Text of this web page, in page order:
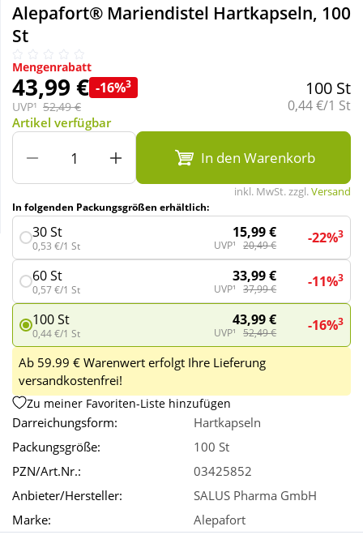
Natur & Homöopathie
Sanitätshaus
Sport & Fitness
Wellness
Alepafort® Mariendistel Hartkapseln, 100
St
Mengenrabatt
43,99 € -16%3
UVP¹ 52,49 €
100 St
Grundpreis:
0,44 €/1 St
Artikel verfügbar
In den Warenkorb
inkl. MwSt. zzgl.Versand
In folgenden Packungsgrößen erhältlich:
30 St
0,53 €/1 St
15,99 €
UVP¹ 20,49 € -22%3
60 St
0,57 €/1 St
33,99 €
UVP¹ 37,99 € -11%3
100 St
0,44 €/1 St
43,99 €
UVP¹ 52,49 € -16%3
Ab 59.99 € Warenwert erfolgt Ihre Lieferung
versandkostenfrei!
Zu meiner Favoriten-Liste hinzufügen
Darreichungsform:
Hartkapseln
Packungsgröße:
100 St
PZN/Art.Nr.:
03425852
Anbieter/Hersteller:
SALUS Pharma GmbH
Marke:
Alepafort